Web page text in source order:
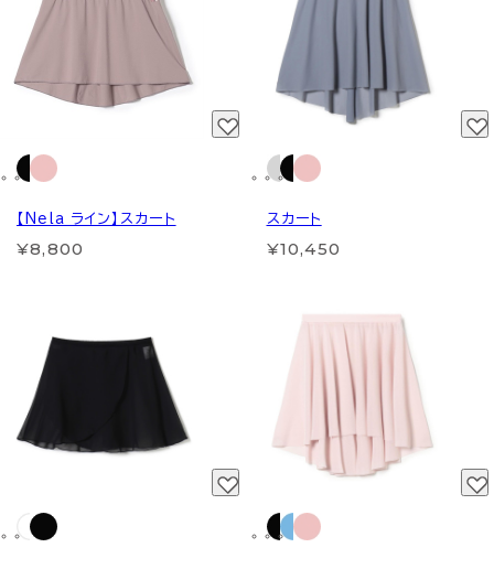
【Nela ライン】スカート
¥8,800
スカート
¥10,450